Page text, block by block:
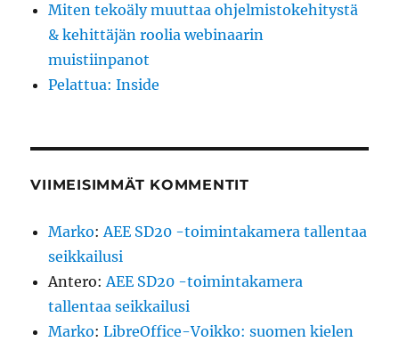
Miten tekoäly muuttaa ohjelmistokehitystä
& kehittäjän roolia webinaarin
muistiinpanot
Pelattua: Inside
VIIMEISIMMÄT KOMMENTIT
Marko:AEE SD20 -toimintakamera tallentaa
seikkailusi
Antero:AEE SD20 -toimintakamera
tallentaa seikkailusi
Marko:LibreOffice-Voikko: suomen kielen